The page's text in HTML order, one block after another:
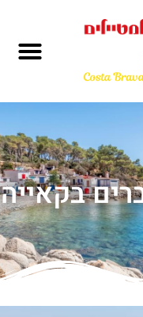
בקאייה